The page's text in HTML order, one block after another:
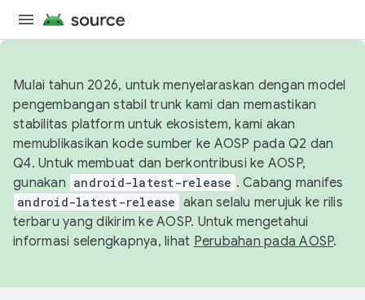
Mulai tahun 2026, untuk menyelaraskan dengan model
pengembangan stabil trunk kami dan memastikan
stabilitas platform untuk ekosistem, kami akan
memublikasikan kode sumber ke AOSP pada Q2 dan
Q4. Untuk membuat dan berkontribusi ke AOSP,
gunakan android-latest-release . Cabang manifes
android-latest-release akan selalu merujuk ke rilis
terbaru yang dikirim ke AOSP. Untuk mengetahui
informasi selengkapnya, lihat Perubahan pada AOSP.